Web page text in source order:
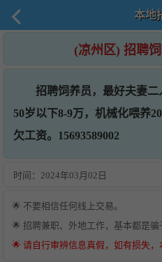
本地
(凉州区) 招聘
招聘饲养员，最好夫妻二
50岁以下8-9万，机械化喂养
欠工资。15693589002
时间： 2024年03月02日
🌟 不要相信任何线上交易。
🌟 招聘兼职、外地工作，基本都是骗
🌟 请自行审辨信息真假，如有损失，